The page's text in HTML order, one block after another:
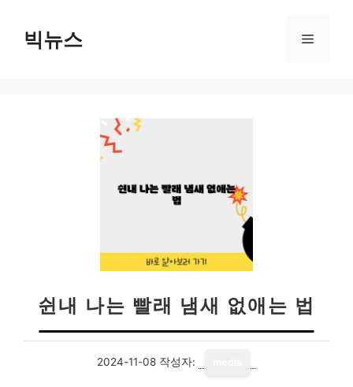
빅뉴스 메
쉰내 나는 빨래 냄새 없애는 법
2024-11-08 작성자: